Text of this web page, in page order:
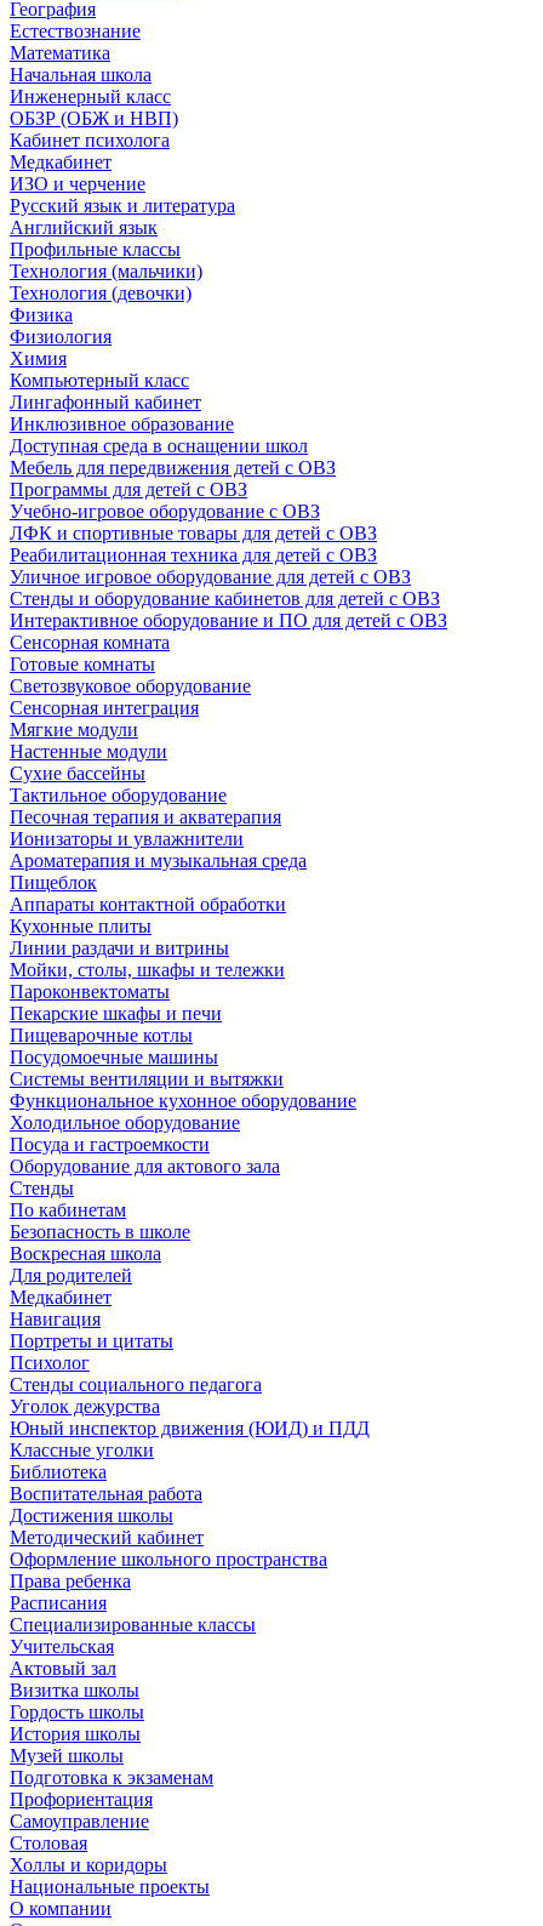
География
Естествознание
Математика
Начальная школа
Инженерный класс
ОБЗР (ОБЖ и НВП)
Кабинет психолога
Медкабинет
ИЗО и черчение
Русский язык и литература
Английский язык
Профильные классы
Технология (мальчики)
Технология (девочки)
Физика
Физиология
Химия
Компьютерный класс
Лингафонный кабинет
Инклюзивное образование
Доступная среда в оснащении школ
Мебель для передвижения детей с ОВЗ
Программы для детей с ОВЗ
Учебно-игровое оборудование с ОВЗ
ЛФК и спортивные товары для детей с ОВЗ
Реабилитационная техника для детей с ОВЗ
Уличное игровое оборудование для детей с ОВЗ
Стенды и оборудование кабинетов для детей с ОВЗ
Интерактивное оборудование и ПО для детей с ОВЗ
Сенсорная комната
Готовые комнаты
Светозвуковое оборудование
Сенсорная интеграция
Мягкие модули
Настенные модули
Сухие бассейны
Тактильное оборудование
Песочная терапия и акватерапия
Ионизаторы и увлажнители
Ароматерапия и музыкальная среда
Пищеблок
Аппараты контактной обработки
Кухонные плиты
Линии раздачи и витрины
Мойки, столы, шкафы и тележки
Пароконвектоматы
Пекарские шкафы и печи
Пищеварочные котлы
Посудомоечные машины
Системы вентиляции и вытяжки
Функциональное кухонное оборудование
Холодильное оборудование
Посуда и гастроемкости
Оборудование для актового зала
Стенды
По кабинетам
Безопасность в школе
Воскресная школа
Для родителей
Медкабинет
Навигация
Портреты и цитаты
Психолог
Стенды социального педагога
Уголок дежурства
Юный инспектор движения (ЮИД) и ПДД
Классные уголки
Библиотека
Воспитательная работа
Достижения школы
Методический кабинет
Оформление школьного пространства
Права ребенка
Расписания
Специализированные классы
Учительская
Актовый зал
Визитка школы
Гордость школы
История школы
Музей школы
Подготовка к экзаменам
Профориентация
Самоуправление
Столовая
Холлы и коридоры
Национальные проекты
О компании